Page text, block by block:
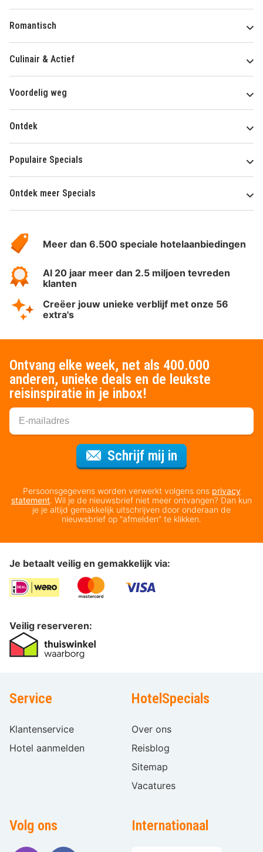
Romantisch
Culinair & Actief
Voordelig weg
Ontdek
Populaire Specials
Ontdek meer Specials
HotelSpecials
Meer dan 6.500 speciale hotelaanbiedingen
Al 20 jaar meer dan 2.5 miljoen tevreden
klanten
Creëer jouw unieke verblijf met onze 56
extra's
Ontvang elke week, net als 400.000
anderen, unieke deals en de leukste
reisinspiratie in je inbox!
Schrijf mij in
Persoonsgegevens worden verwerkt volgens ons privacy
statement. Wil je de nieuwsbrief niet meer ontvangen? Dan kun
je je altijd gemakkelijk uitschrijven door onderaan de
nieuwsbrief op “afmelden” te klikken.
Je betaalt veilig en gemakkelijk via:
Veilig reserveren:
Service
Klantenservice
Hotel aanmelden
HotelSpecials
Over ons
Reisblog
Sitemap
Vacatures
Volg ons Internationaal